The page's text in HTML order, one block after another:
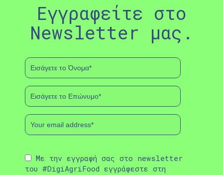
Εγγραφείτε στο
Newsletter μας.
Με την εγγραφή σας στο newsletter
του #DigiAgriFood εγγράφεστε στη